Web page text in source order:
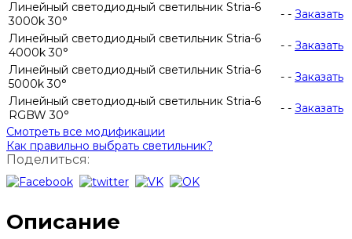
Линейный светодиодный светильник Stria-6
3000k 30°
- - Заказать
Линейный светодиодный светильник Stria-6
4000k 30°
- - Заказать
Линейный светодиодный светильник Stria-6
5000k 30°
- - Заказать
Линейный светодиодный светильник Stria-6
RGBW 30°
- - Заказать
Смотреть все модификации
Как правильно выбрать светильник?
Поделиться:
Описание